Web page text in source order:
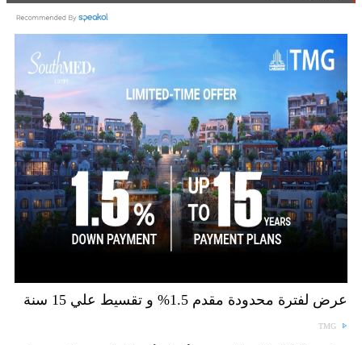
عرض لفترة محدودة مقدم 1.5% و تقسيط علي 15 سنة
TMG